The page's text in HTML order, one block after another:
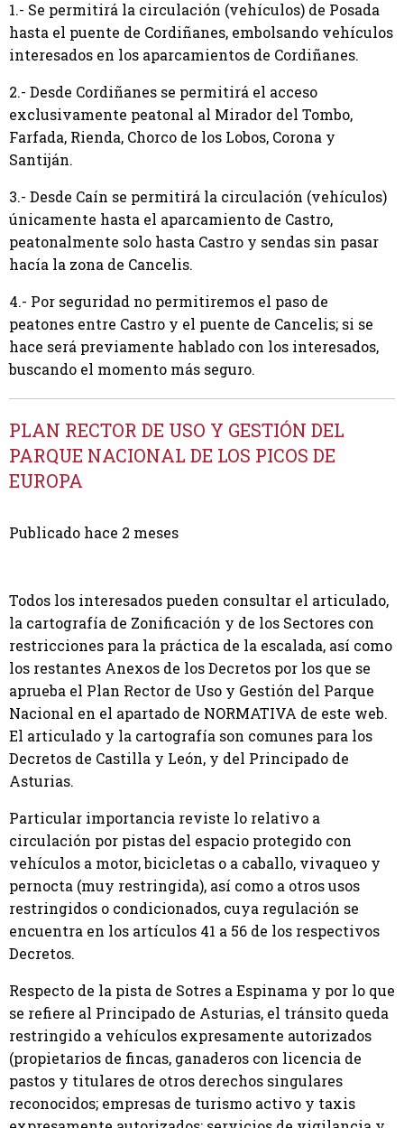
1.- Se permitirá la circulación (vehículos) de Posada
hasta el puente de Cordiñanes, embolsando vehículos
interesados en los aparcamientos de Cordiñanes.
2.- Desde Cordiñanes se permitirá el acceso
exclusivamente peatonal al Mirador del Tombo,
Farfada, Rienda, Chorco de los Lobos, Corona y
Santiján.
3.- Desde Caín se permitirá la circulación (vehículos)
únicamente hasta el aparcamiento de Castro,
peatonalmente solo hasta Castro y sendas sin pasar
hacía la zona de Cancelis.
4.- Por seguridad no permitiremos el paso de
peatones entre Castro y el puente de Cancelis; si se
hace será previamente hablado con los interesados,
buscando el momento más seguro.
PLAN RECTOR DE USO Y GESTIÓN DEL
PARQUE NACIONAL DE LOS PICOS DE
EUROPA
Publicado hace 2 meses
Todos los interesados pueden consultar el articulado,
la cartografía de Zonificación y de los Sectores con
restricciones para la práctica de la escalada, así como
los restantes Anexos de los Decretos por los que se
aprueba el Plan Rector de Uso y Gestión del Parque
Nacional en el apartado de NORMATIVA de este web.
El articulado y la cartografía son comunes para los
Decretos de Castilla y León, y del Principado de
Asturias.
Particular importancia reviste lo relativo a
circulación por pistas del espacio protegido con
vehículos a motor, bicicletas o a caballo, vivaqueo y
pernocta (muy restringida), así como a otros usos
restringidos o condicionados, cuya regulación se
encuentra en los artículos 41 a 56 de los respectivos
Decretos.
Respecto de la pista de Sotres a Espinama y por lo que
se refiere al Principado de Asturias, el tránsito queda
restringido a vehículos expresamente autorizados
(propietarios de fincas, ganaderos con licencia de
pastos y titulares de otros derechos singulares
reconocidos; empresas de turismo activo y taxis